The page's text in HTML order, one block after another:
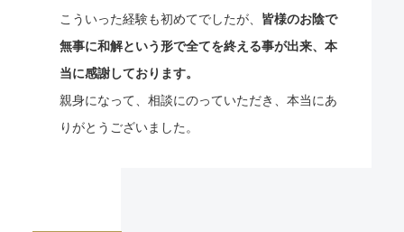
こういった経験も初めてでしたが、 皆様のお陰で
無事に和解という形で全てを終える事が出来、本
当に感謝しております。
親身になって、相談にのっていただき、本当にあ
りがとうございました。